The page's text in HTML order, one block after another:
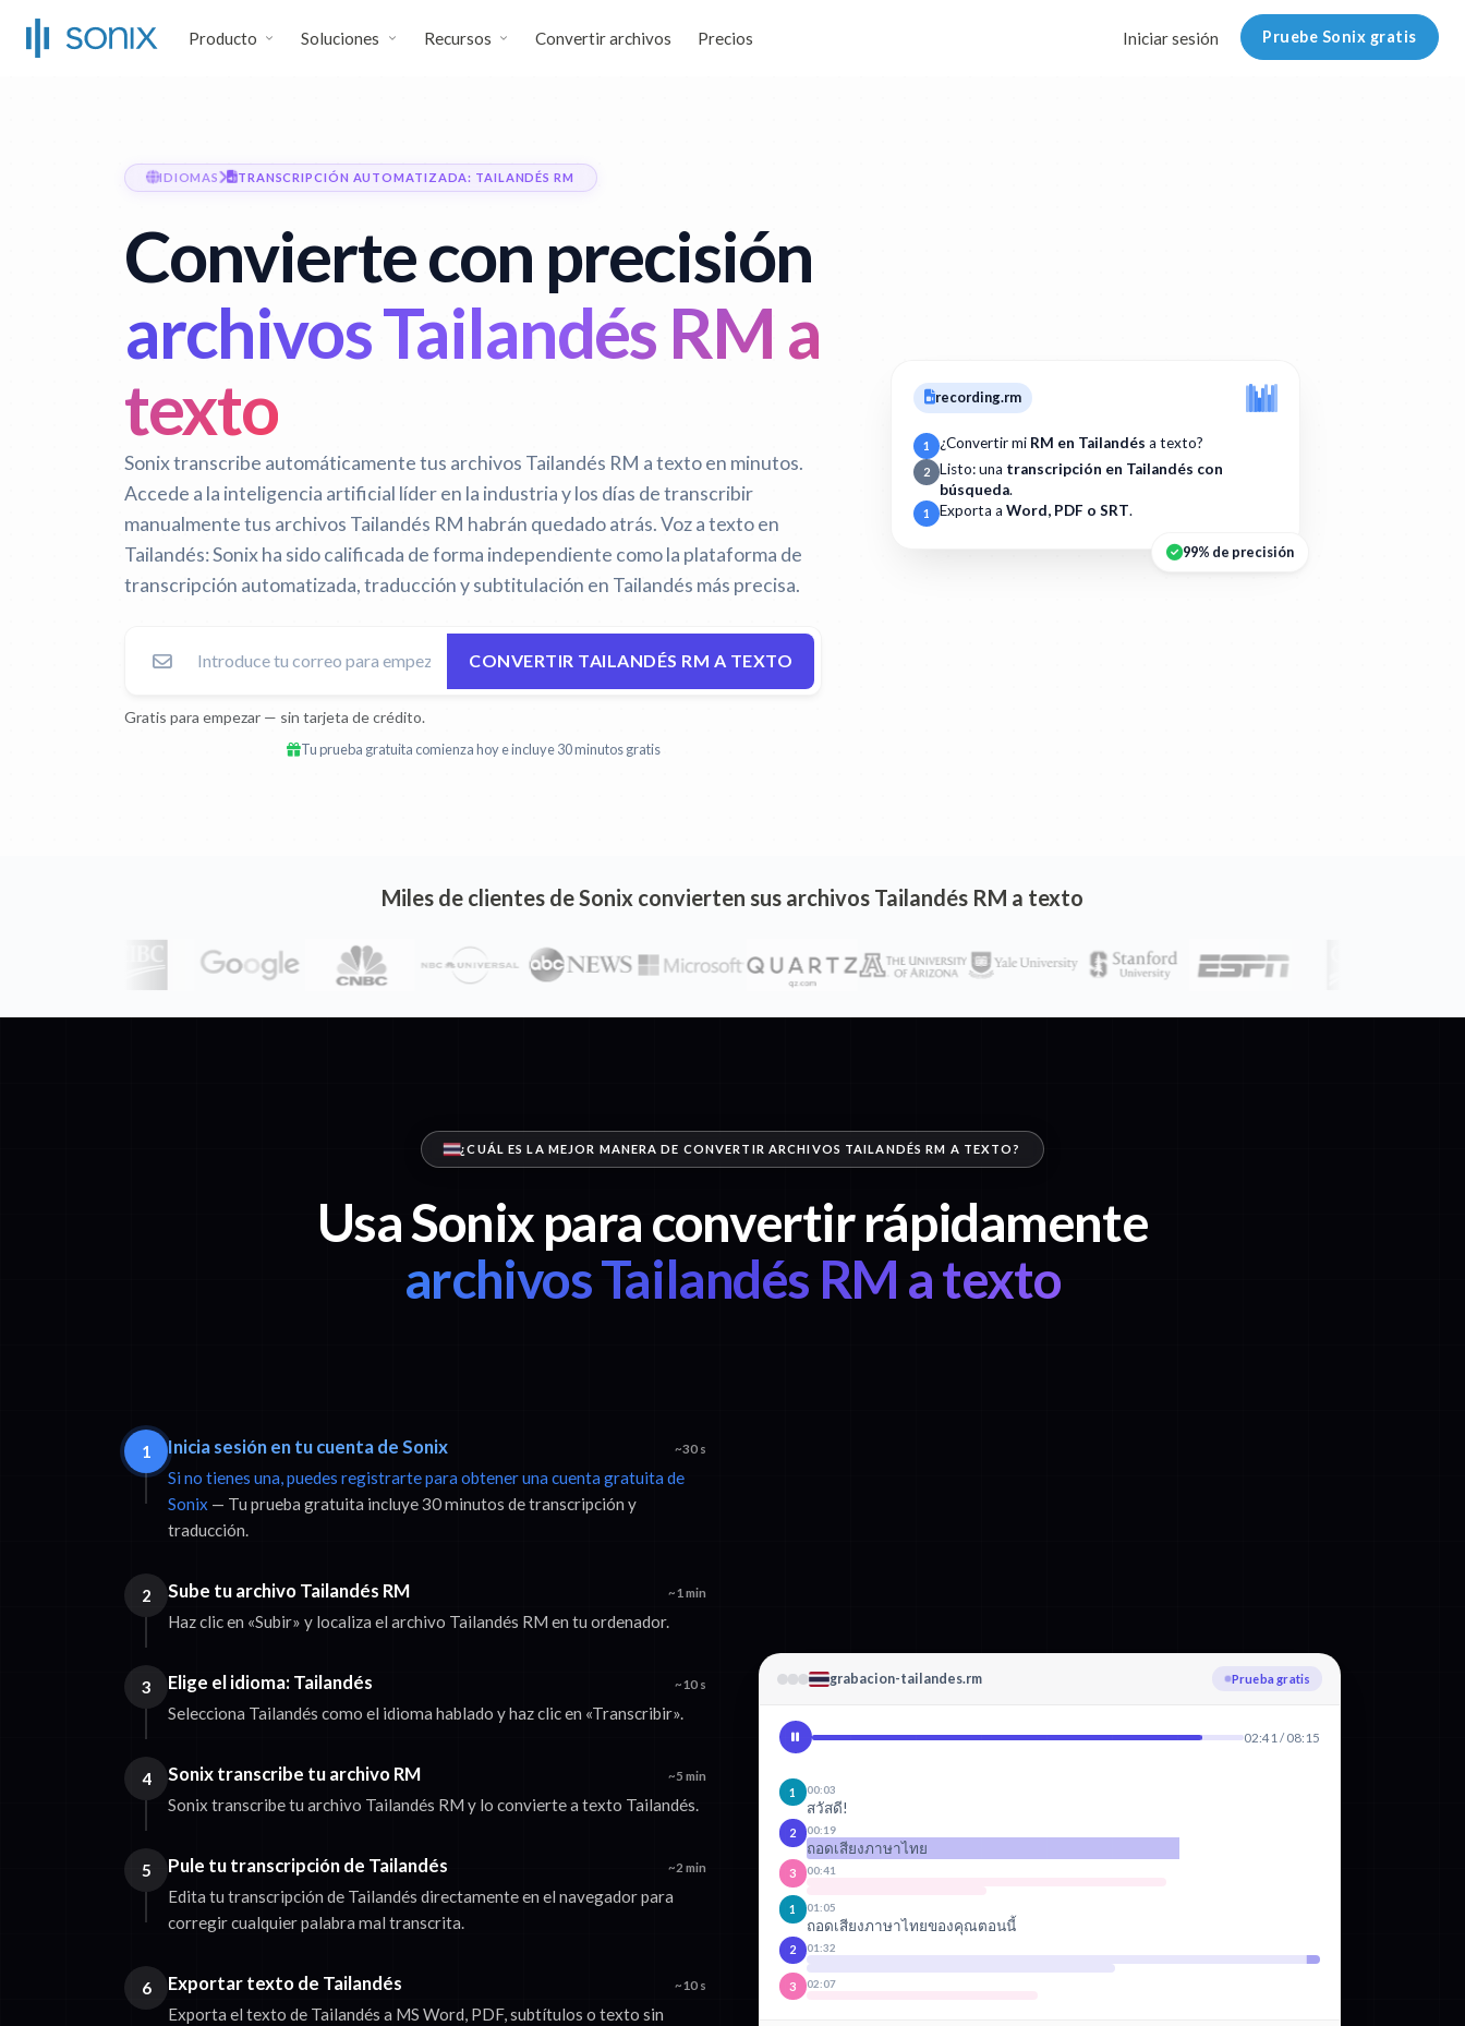
Producto Soluciones Recursos Convertir archivos Precios Iniciar sesión Pruebe Sonix gratis
IDIOMAS TRANSCRIPCIÓN AUTOMATIZADA: TAILANDÉS RM
Convierte con precisión
archivos Tailandés RM a
texto
Sonix transcribe automáticamente tus archivos Tailandés RM a texto en minutos.
Accede a la inteligencia artificial líder en la industria y los días de transcribir
manualmente tus archivos Tailandés RM habrán quedado atrás.Voz a texto en
Tailandés:Sonix ha sido calificada de forma independiente como la plataforma de
transcripción automatizada, traducción y subtitulación en Tailandés más precisa.
CONVERTIR TAILANDÉS RM A TEXTO
Gratis para empezar — sin tarjeta de crédito.
Tu prueba gratuita comienza hoy e incluye 30 minutos gratis
recording.rm
1 ¿Convertir mi RM en Tailandés a texto?
2 Listo: una transcripción en Tailandés con
búsqueda.
1 Exporta a Word, PDF o SRT.
99% de precisión
Miles de clientes de Sonix convierten sus archivos Tailandés RM a texto
¿CUÁL ES LA MEJOR MANERA DE CONVERTIR ARCHIVOS TAILANDÉS RM A TEXTO?
Usa Sonix para convertir rápidamente
archivos Tailandés RM a texto
1 Inicia sesión en tu cuenta de Sonix ~30 s
Si no tienes una, puedes registrarte para obtener una cuenta gratuita de
Sonix — Tu prueba gratuita incluye 30 minutos de transcripción y
traducción.
2 Sube tu archivo Tailandés RM ~1 min
Haz clic en «Subir» y localiza el archivo Tailandés RM en tu ordenador.
3 Elige el idioma: Tailandés ~10 s
Selecciona Tailandés como el idioma hablado y haz clic en «Transcribir».
4 Sonix transcribe tu archivo RM ~5 min
Sonix transcribe tu archivo Tailandés RM y lo convierte a texto Tailandés.
5 Pule tu transcripción de Tailandés ~2 min
Edita tu transcripción de Tailandés directamente en el navegador para
corregir cualquier palabra mal transcrita.
6 Exportar texto de Tailandés ~10 s
Exporta el texto de Tailandés a MS Word, PDF, subtítulos o texto sin
grabacion-tailandes.rm Subiendo
02:41 / 08:15
1 00:03
สวัสดี!
2 00:19
ถอดเสียงภาษาไทย
3 00:41
1 01:05
ถอดเสียงภาษาไทยของคุณตอนนี้
2 01:32
3 02:07